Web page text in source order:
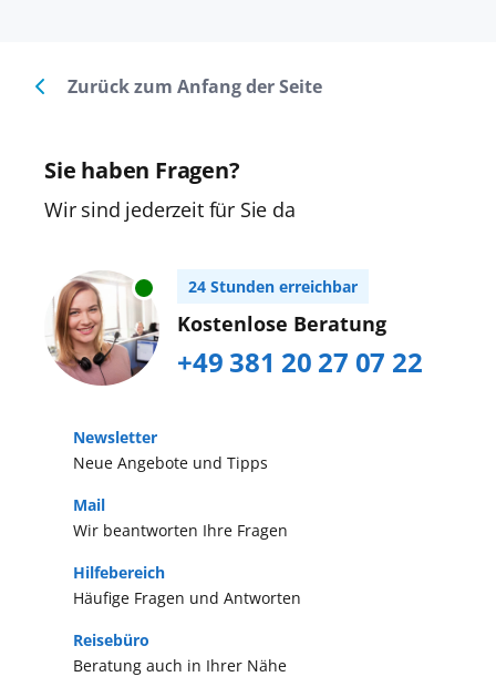
Zurück zum Anfang der Seite
Sie haben Fragen?
Wir sind jederzeit für Sie da
24 Stunden erreichbar
Kostenlose Beratung
+49 381 20 27 07 22
Neue Angebote und Tipps
Newsletter
Häufige Fragen und Antworten
Hilfebereich
Wir beantworten Ihre Fragen
Mail
Beratung auch in Ihrer Nähe
Reisebüro